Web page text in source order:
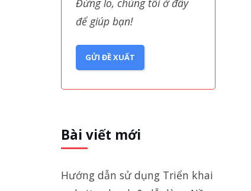
Đừng lo, chúng tôi ở đây
để giúp bạn!
GỬI ĐỀ XUẤT
Bài viết mới
Hướng dẫn sử dụng Triển khai